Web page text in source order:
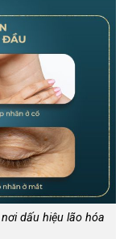
dấu hiệu lão hóa